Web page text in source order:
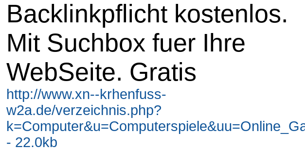
Backlinkpflicht kostenlos.
Mit Suchbox fuer Ihre
WebSeite. Gratis
http://www.xn--krhenfuss-
w2a.de/verzeichnis.php?
- 22.0kb